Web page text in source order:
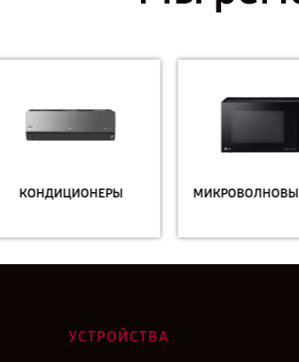
МИКРОВОЛНОВЫЕ ПЕЧИ
УСТРОЙСТВА